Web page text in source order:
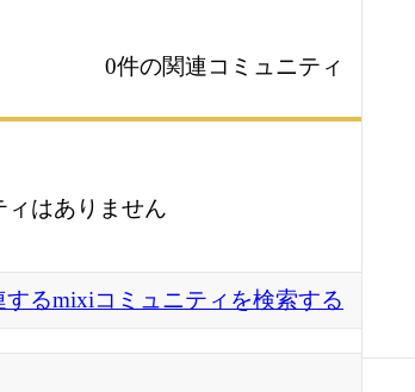
0件の関連コミュニティ
ィはありません
するmixiコミュニティを検索する